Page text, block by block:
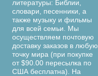
литературы: Библии,
словари, песенники, а
также музыку и фильмы
для всей семьи. Мы
осуществляем почтовую
доставку заказов в любую
точку мира (при покупке
от $90.00 пересылка по
США бесплатна). На